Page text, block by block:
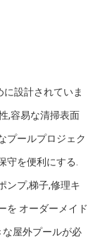
設計されていま
,容易な清掃表面
プールプロジェク
守を便利にする.
ンプ,梯子,修理キ
を オーダーメイド
屋外プールが必